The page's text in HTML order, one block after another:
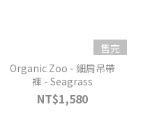
售完
Organic Zoo - 細肩吊帶
褲 - Seagrass
NT$1,580